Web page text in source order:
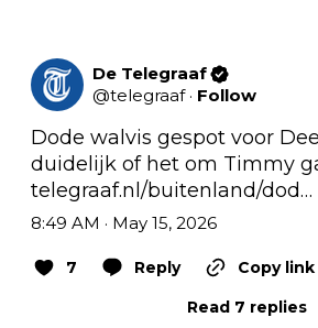
De Telegraaf
@telegraaf · Follow
Dode walvis gespot voor
telegraaf.nl/buitenland/dod…
8:49 AM · May 15, 2026
7 Reply
Copy link
Read 7 replies